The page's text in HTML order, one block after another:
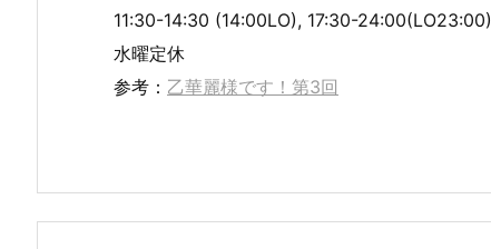
11:30-14:30 (14:00LO), 17:30-24:00(LO23:00)
水曜定休
参考： 乙華麗様です！第3回